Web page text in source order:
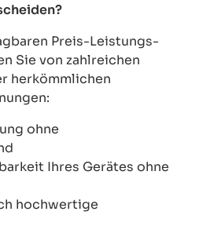
Preis-Leistungs-
Sie von zahlreichen
herkömmlichen
ohne
Ihres Gerätes ohne
hochwertige